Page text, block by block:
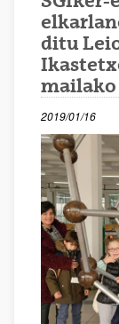
ditu
mailako
2019/01/16